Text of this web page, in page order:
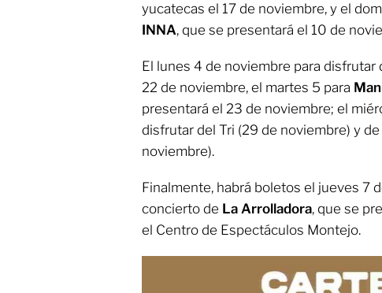
yucatecas el 17 de noviembre, y el
INNA, que se presentará el 10 de
El lunes 4 de noviembre para disfrutar
22 de noviembre, el martes 5 para
presentará el 23 de noviembre; el
disfrutar del Tri (29 de noviembre) y de
noviembre).
Finalmente, habrá boletos el jueves 7
concierto de La Arrolladora, que se
el Centro de Espectáculos Montejo.